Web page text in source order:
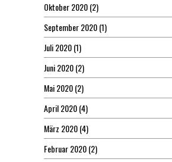
Oktober 2020(2)
September 2020(1)
Juli 2020(1)
Juni 2020(2)
Mai 2020(2)
April 2020(4)
März 2020(4)
Februar 2020(2)